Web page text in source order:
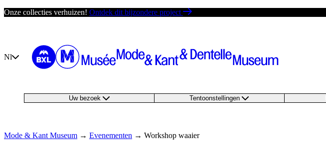
Ga
Onze collecties verhuizen! Ontdek dit bijzondere project
Nl
Uw bezoek Tentoonstellingen
Mode & Kant Museum → Evenementen → Workshop waaier